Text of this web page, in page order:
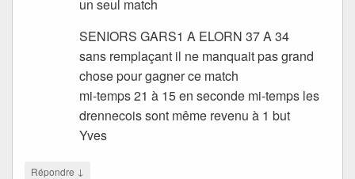
un seul match
SENIORS GARS1 A ELORN 37 A 34
sans remplaçant il ne manquait pas grand
chose pour gagner ce match
mi-temps 21 à 15 en seconde mi-temps les
drennecois sont même revenu à 1 but
Yves
Répondre ↓